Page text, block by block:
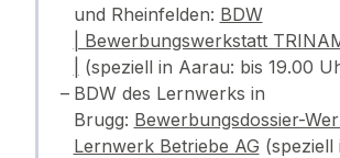
und Rheinfelden: BDW
| Bewerbungswerkstatt
(speziell in Aarau: bis 19.00
BDW des Lernwerks in
Brugg: Bewerbungsdossier-
Lernwerk Betriebe AG (speziell